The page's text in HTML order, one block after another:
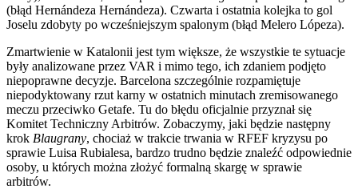
(błąd Hernándeza Hernándeza). Czwarta i ostatnia kolejka to gol
Joselu zdobyty po wcześniejszym spalonym (błąd Melero Lópeza).
Zmartwienie w Katalonii jest tym większe, że wszystkie te sytuacje
były analizowane przez VAR i mimo tego, ich zdaniem podjęto
niepoprawne decyzje. Barcelona szczególnie rozpamiętuje
niepodyktowany rzut karny w ostatnich minutach zremisowanego
meczu przeciwko Getafe. Tu do błędu oficjalnie przyznał się
Komitet Techniczny Arbitrów. Zobaczymy, jaki będzie następny
krok Blaugrany, chociaż w trakcie trwania w RFEF kryzysu po
sprawie Luisa Rubialesa, bardzo trudno będzie znaleźć odpowiednie
osoby, u których można złożyć formalną skargę w sprawie
arbitrów.